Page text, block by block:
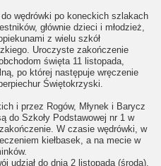
wędrówki po koneckich szlakach
głównie dzieci i młodzież,
z wielu szkół
Uroczyste zakończenie
święta 11 listopada,
po której następuje wręczenie
Świętokrzyski.
i przez Rogów, Młynek i Barycz
do Szkoły Podstawowej nr 1 w
W czasie wędrówki, w
kiełbasek, a na mecie w
udział do dnia 2 listopada (środa).